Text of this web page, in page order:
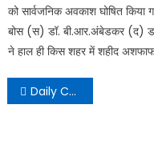
को सार्वजनिक अवकाश घोषित
बोस (स) डॉ. बी.आर.अंबेडकर (द) डॉ.
ने हाल ही किस शहर में शहीद
Daily Current Affairs – 11 June 2021